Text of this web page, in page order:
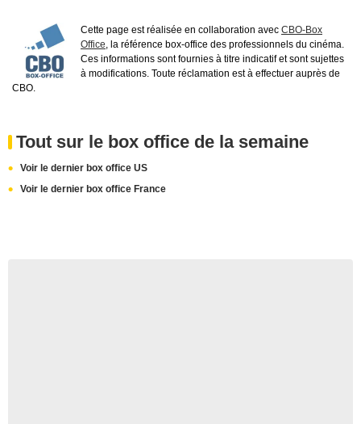
Cette page est réalisée en collaboration avec CBO-Box
Office, la référence box-office des professionnels du cinéma.
Ces informations sont fournies à titre indicatif et sont sujettes
à modifications. Toute réclamation est à effectuer auprès de
CBO.
Tout sur le box office de la semaine
Voir le dernier box office US
Voir le dernier box office France